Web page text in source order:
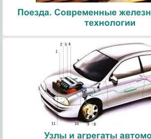
Поезда. Современные
технологии
Узлы и агрегаты